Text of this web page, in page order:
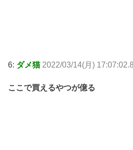
6: ダメ猫 2022/03/14(月)
ここで買えるやつが億る